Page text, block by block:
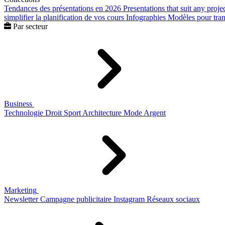
Tendances des présentations en 2026 Presentations that suit any
simplifier la planification de vos cours Infographies Modèles pour
Par secteur
Business
Technologie Droit Sport Architecture Mode Argent
Marketing
Newsletter Campagne publicitaire Instagram Réseaux sociaux